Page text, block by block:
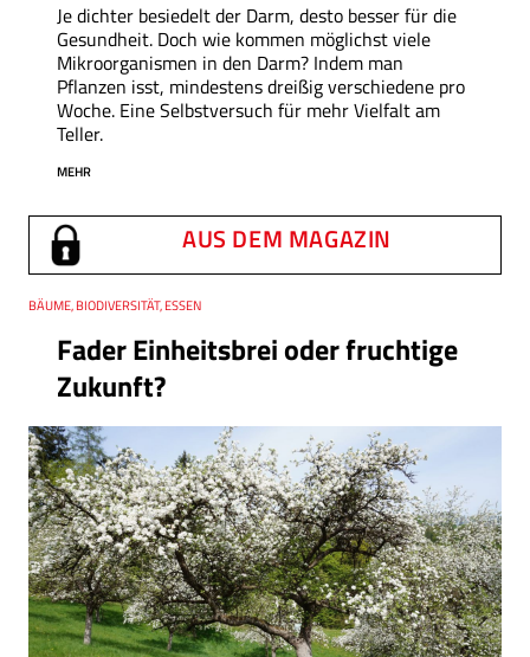
Je dichter besiedelt der Darm, desto besser für die
Gesundheit. Doch wie kommen möglichst viele
Mikroorganismen in den Darm? Indem man
Pflanzen isst, mindestens dreißig verschiedene pro
Woche. Eine Selbstversuch für mehr Vielfalt am
Teller.
MEHR
AUS DEM MAGAZIN
Fader Einheitsbrei oder fruchtige
Zukunft?
Thema
BÄUME, BIODIVERSITÄT, ESSEN